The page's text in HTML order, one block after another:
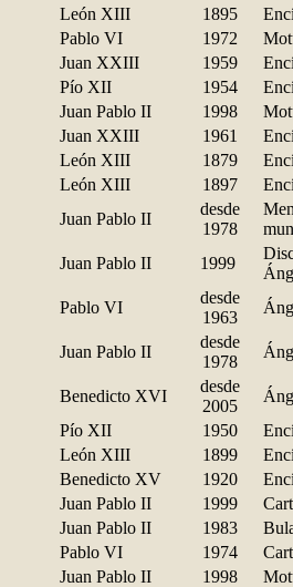
León XIII 1895
Pablo VI 1972
Juan XXIII 1959
Pío XII 1954
Juan Pablo II 1998
Juan XXIII 1961
León XIII 1879
León XIII 1897
Juan Pablo II
desde
1978
Juan Pablo II 1999
Pablo VI
desde
1963
Juan Pablo II
desde
1978
Benedicto XVI
desde
2005
Pío XII 1950
León XIII 1899
Benedicto XV 1920
Juan Pablo II 1999
Juan Pablo II 1983
Pablo VI 1974
Juan Pablo II 1998